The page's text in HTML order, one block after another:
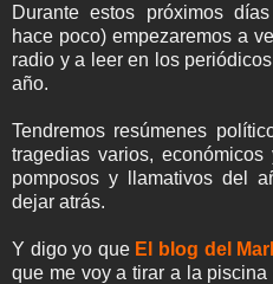
Durante estos próximos
hace poco) empezaremos a
radio y a leer en los
año.
Tendremos resúmenes
tragedias varios,
pomposos y llamativos del
dejar atrás.
Y digo yo que El blog del
que me voy a tirar a la